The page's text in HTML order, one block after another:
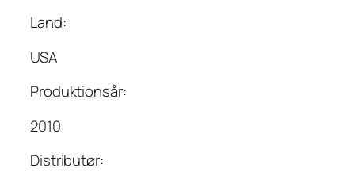
Land:
USA
Produktionsår:
2010
Distributør: